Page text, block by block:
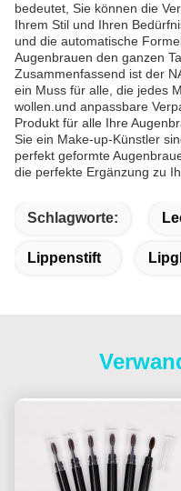
bedeutet, Sie können die
Ihrem Stil und Ihren
und die automatische
Augenbrauen den ganzen
Zusammenfassend ist der
ein Muss für alle, die jedes
wollen.und anpassbare
Produkt für alle Ihre
Sie ein Make-up-Künstler
perfekt geformte
die perfekte Ergänzung zu
Schlagworte:
Lippenstift